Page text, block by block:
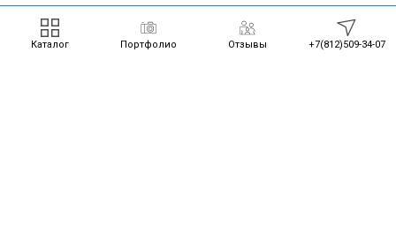
Каталог Портфолио Отзывы +7(812)509-34-07